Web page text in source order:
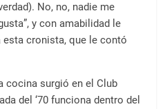
No, no, nadie me
y con amabilidad le
esta cronista, que le contó
cocina surgió en el Club
del ‘70 funciona dentro del